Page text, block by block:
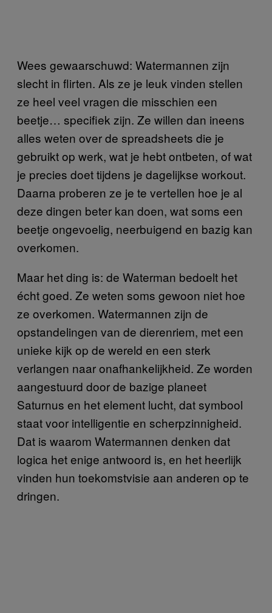
Wees gewaarschuwd: Watermannen zijn
slecht in flirten. Als ze je leuk vinden stellen
ze heel veel vragen die misschien een
beetje… specifiek zijn. Ze willen dan ineens
alles weten over de spreadsheets die je
gebruikt op werk, wat je hebt ontbeten, of wat
je precies doet tijdens je dagelijkse workout.
Daarna proberen ze je te vertellen hoe je al
deze dingen beter kan doen, wat soms een
beetje ongevoelig, neerbuigend en bazig kan
overkomen.
Maar het ding is: de Waterman bedoelt het
écht goed. Ze weten soms gewoon niet hoe
ze overkomen. Watermannen zijn de
opstandelingen van de dierenriem, met een
unieke kijk op de wereld en een sterk
verlangen naar onafhankelijkheid. Ze worden
aangestuurd door de bazige planeet
Saturnus en het element lucht, dat symbool
staat voor intelligentie en scherpzinnigheid.
Dat is waarom Watermannen denken dat
logica het enige antwoord is, en het heerlijk
vinden hun toekomstvisie aan anderen op te
dringen.